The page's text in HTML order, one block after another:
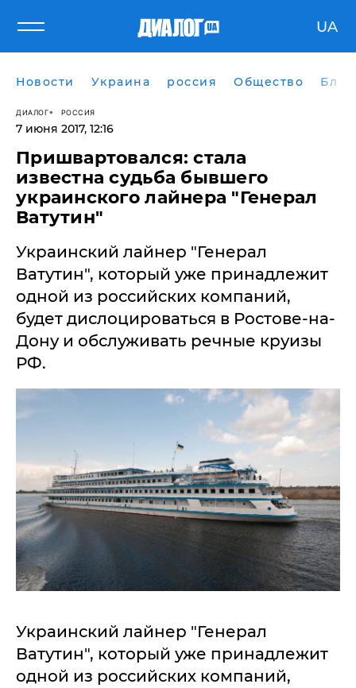
UA
Новости Украина россия Общество
ДИАЛОГ РОССИЯ
7 июня 2017, 12:16
​Пришвартовался: стала
известна судьба бывшего
украинского лайнера "Генерал
Ватутин"
Украинский лайнер "Генерал
Ватутин", который уже принадлежит
одной из российских компаний,
будет дислоцироваться в Ростове-на-
Дону и обслуживать речные круизы
РФ.
Украинский лайнер "Генерал
Ватутин", который уже принадлежит
одной из российских компаний,